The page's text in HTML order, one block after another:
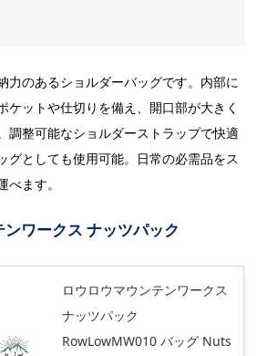
力のあるショルダーバッグです。内部に
ケットや仕切りを備え、開口部が大きく
調整可能なショルダーストラップで快適
グとしても使用可能。日常の必需品をス
ます。
ワークス ナッツパック
ロウロウマウンテンワークス
ナッツパック
RowLowMW010 バッグ Nuts